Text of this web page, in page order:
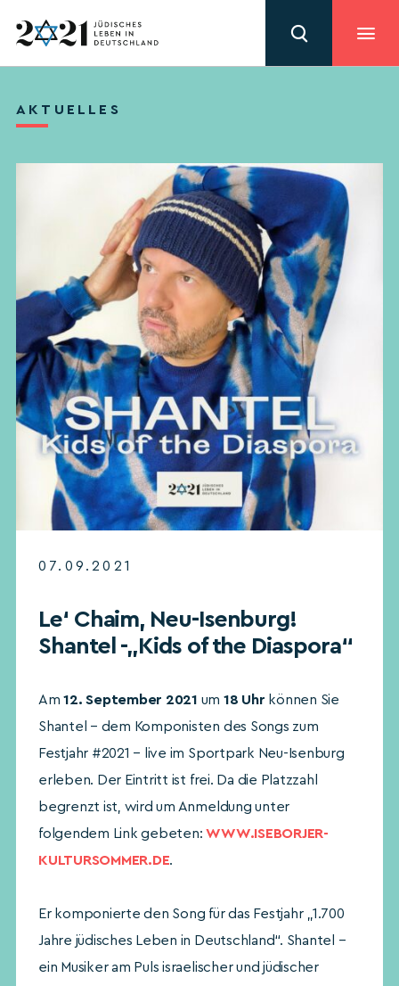
AKTUELLES
07.09.2021
Le‘ Chaim, Neu-Isenburg!
Shantel -„Kids of the Diaspora“
Am12. September 2021 um18 Uhr können Sie
Shantel – dem Komponisten des Songs zum
Festjahr #2021 – live im Sportpark Neu-Isenburg
erleben. Der Eintritt ist frei. Da die Platzzahl
begrenzt ist, wird um Anmeldung unter
folgendem Link gebeten:WWW.ISEBORJER-
KULTURSOMMER.DE.
Er komponierte den Song für das Festjahr „1.700
Jahre jüdisches Leben in Deutschland“. Shantel –
ein Musiker am Puls israelischer und jüdischer